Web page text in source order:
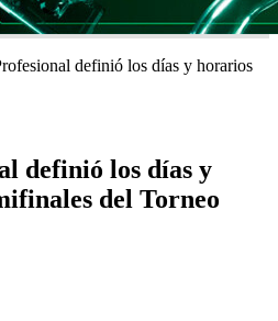
definió los días y horarios
definió los días y
del Torneo